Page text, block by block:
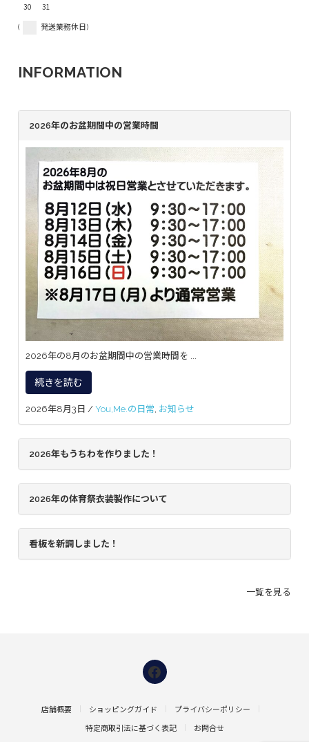
30
31
( 発送業務休日)
INFORMATION
2026年のお盆期間中の営業時間
2026年の8月のお盆期間中の営業時間を ...
続きを読む
2026年8月3日 / You,Me.の日常, お知らせ
2026年もうちわを作りました！
2026年の体育祭衣装製作について
看板を新調しました！
一覧を見る
店舗概要 ショッピングガイド プライバシーポリシー
特定商取引法に基づく表記 お問合せ